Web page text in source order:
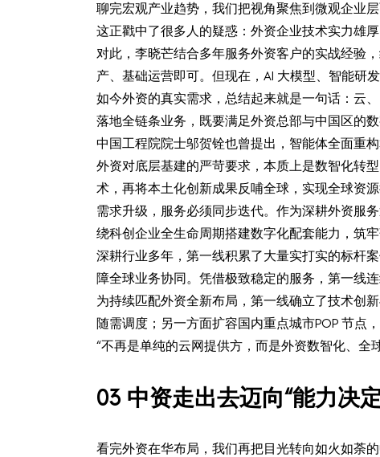
聊完宏观产业趋势，我们把视角聚焦到微观企业
这正戳中了很多人的疑惑：外资企业技术实力雄
对此，李晓芒结合多年服务外资客户的实战经验
产、基础运营即可。但现在，AI 大模型、智能研
如今外资的真实需求，总结起来就是一句话：云
落地全链条业务，既要满足外资总部与中国区的
中国工程院院士邬贺铨也曾提出，智能体全面重
外资对底层基建的严苛要求，本质上是数智化转
术，再将本土化创新成果反哺全球，实现全球资源
需求升级，服务必须同步迭代。作为深耕外资服
绕科创企业全生命周期搭建数字化配套能力，筑
深耕行业多年，第一线积累了大量实打实的标杆
障全球业务协同。凭借极致稳定的服务，第一线
为持续匹配外资全新布局，第一线确立了技术创
随需调度；另一方面扩容国内重点城市POP 节点
“不再是单纯的云网提供方，而是外资数智化、全
03 中资走出去迈向“能力决
看完外资在华布局，我们再把目光转向如火如荼